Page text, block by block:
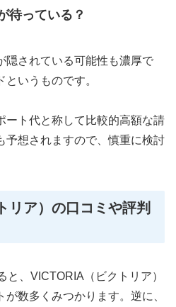
待っている？
隠されている可能性も濃厚で
いうものです。
ート代と称して比較的高額な請
予想されますので、慎重に検討
リア）の口コミや評判
と、VICTORIA（ビクトリア）
数多くみつかります。逆に、